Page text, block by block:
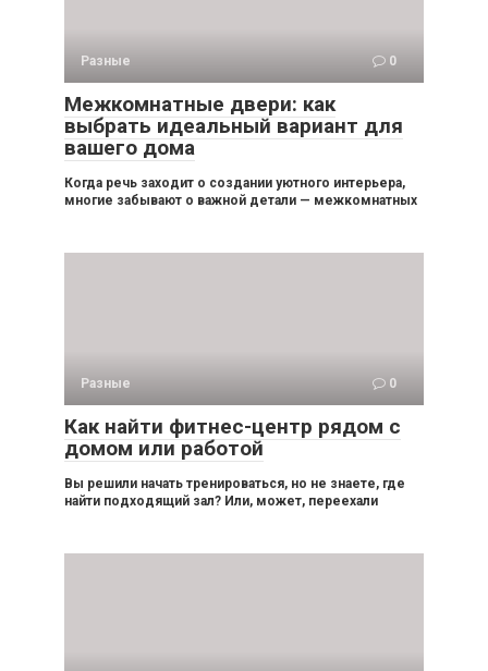
Разные 0
Межкомнатные двери: как
выбрать идеальный вариант для
вашего дома
Когда речь заходит о создании уютного интерьера,
многие забывают о важной детали — межкомнатных
Разные 0
Как найти фитнес-центр рядом с
домом или работой
Вы решили начать тренироваться, но не знаете, где
найти подходящий зал? Или, может, переехали